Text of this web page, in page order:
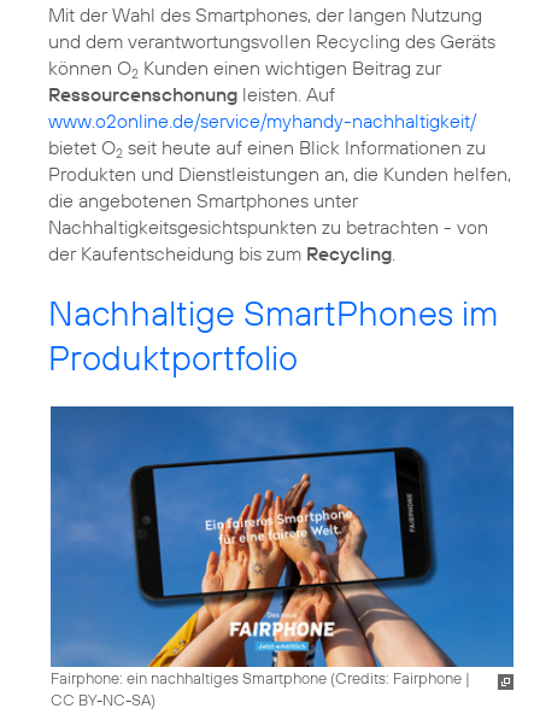
Mit der Wahl des Smartphones, der langen Nutzung
und dem verantwortungsvollen Recycling des Geräts
können O2 Kunden einen wichtigen Beitrag zur
Ressourcenschonung leisten. Auf
www.o2online.de/service/myhandy-nachhaltigkeit/
bietet O2 seit heute auf einen Blick Informationen zu
Produkten und Dienstleistungen an, die Kunden helfen,
die angebotenen Smartphones unter
Nachhaltigkeitsgesichtspunkten zu betrachten - von
der Kaufentscheidung bis zum Recycling
Nachhaltige SmartPhones im
Produktportfolio
Fairphone: ein nachhaltiges Smartphone (Credits: Fairphone |
CC BY-NC-SA)